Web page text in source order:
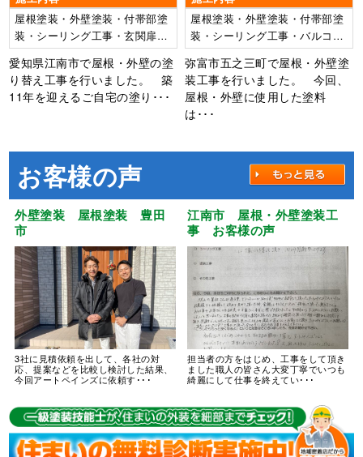
屋根塗装・外壁塗装・付帯部塗
装・シーリング工事・玄関扉ダ
イノックシート張り替え・ウッ
ドデッキ塗装
愛知県江南市で屋根・外壁の塗
り替え工事を行いました。 築
11年を迎えるご自宅の塗り･･･
屋根塗装・外壁塗装・付帯部塗
装・シーリング工事・バルコニ
ー防水工事
弥富市五之三町で屋根・外壁塗
装工事を行いました。 今回、
屋根・外壁に使用した塗料
は･･･
お客様の声
外壁塗装 屋根塗装 豊田
市
3社に見積依頼を出して、各社の対
応、提案などを比較し検討した結果、
今回アートペインズに依頼す･･･
江南市 屋根・外壁塗装工
事 お客様の声
担当者の方をはじめ、工事をして頂き
ました職人の皆さん大変丁寧でいつも
綺麗にして仕事を終えてい･･･